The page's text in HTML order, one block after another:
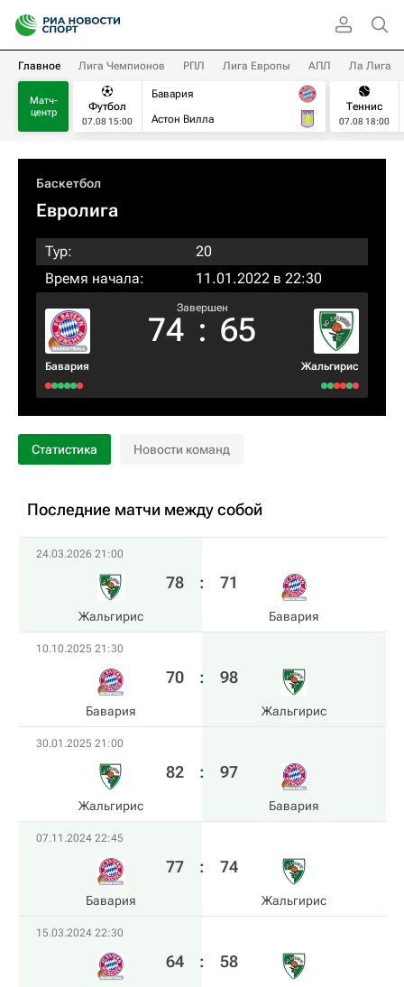
Главное Лига Чемпионов РПЛ Лига Европы АПЛ Ла Лига
Матч-
центр
Футбол
07.08 15:00
Бавария
Астон Вилла
Теннис
07.08 18:00
Баскетбол
Евролига
Тур:
20
Время начала:
11.01.2022 в 22:30
Бавария
Завершен
74 : 65
Жальгирис
Статистика Новости команд
Последние матчи между собой
24.03.2026 21:00
Жальгирис
78 : 71
Бавария
10.10.2025 21:30
Бавария
70 : 98
Жальгирис
30.01.2025 21:00
Жальгирис
82 : 97
Бавария
07.11.2024 22:45
Бавария
77 : 74
Жальгирис
15.03.2024 22:30
64 : 58